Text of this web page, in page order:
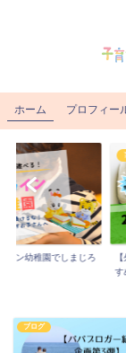
ホーム プロフィー
イン幼稚園でしまじろ
す
ブログ